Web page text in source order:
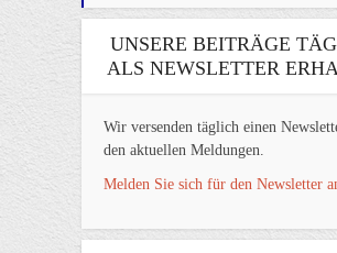
UNSERE BEITRÄGE
ALS NEWSLETTER
Wir versenden täglich einen
den aktuellen Meldungen.
Melden Sie sich für den Newsletter